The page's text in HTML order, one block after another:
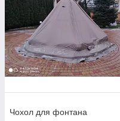
Чохол для фонтана